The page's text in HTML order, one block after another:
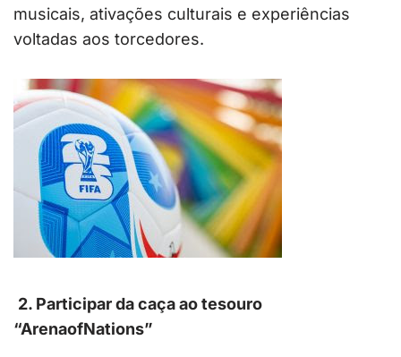
musicais, ativações culturais e experiências
voltadas aos torcedores.
2. Participar da caça ao tesouro
“ArenaofNations”